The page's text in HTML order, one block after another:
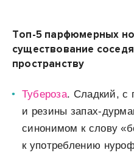
Топ-5 парфюмерных
существование
пространству
Тубероза. Сладкий, с
и резины запах-
синонимом к слову
к употреблению